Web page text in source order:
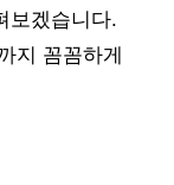
보겠습니다.
지 꼼꼼하게